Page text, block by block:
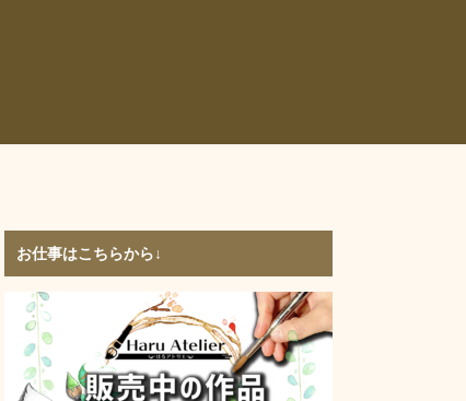
お仕事はこちらから↓